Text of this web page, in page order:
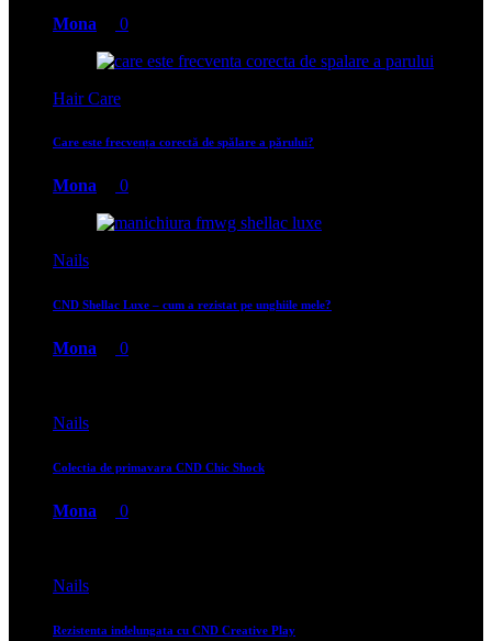
Mona 0
Hair Care
Care este frecvența corectă de spălare a părului?
Mona 0
Nails
CND Shellac Luxe – cum a rezistat pe unghiile mele?
Mona 0
Nails
Colectia de primavara CND Chic Shock
Mona 0
Nails
Rezistenta indelungata cu CND Creative Play